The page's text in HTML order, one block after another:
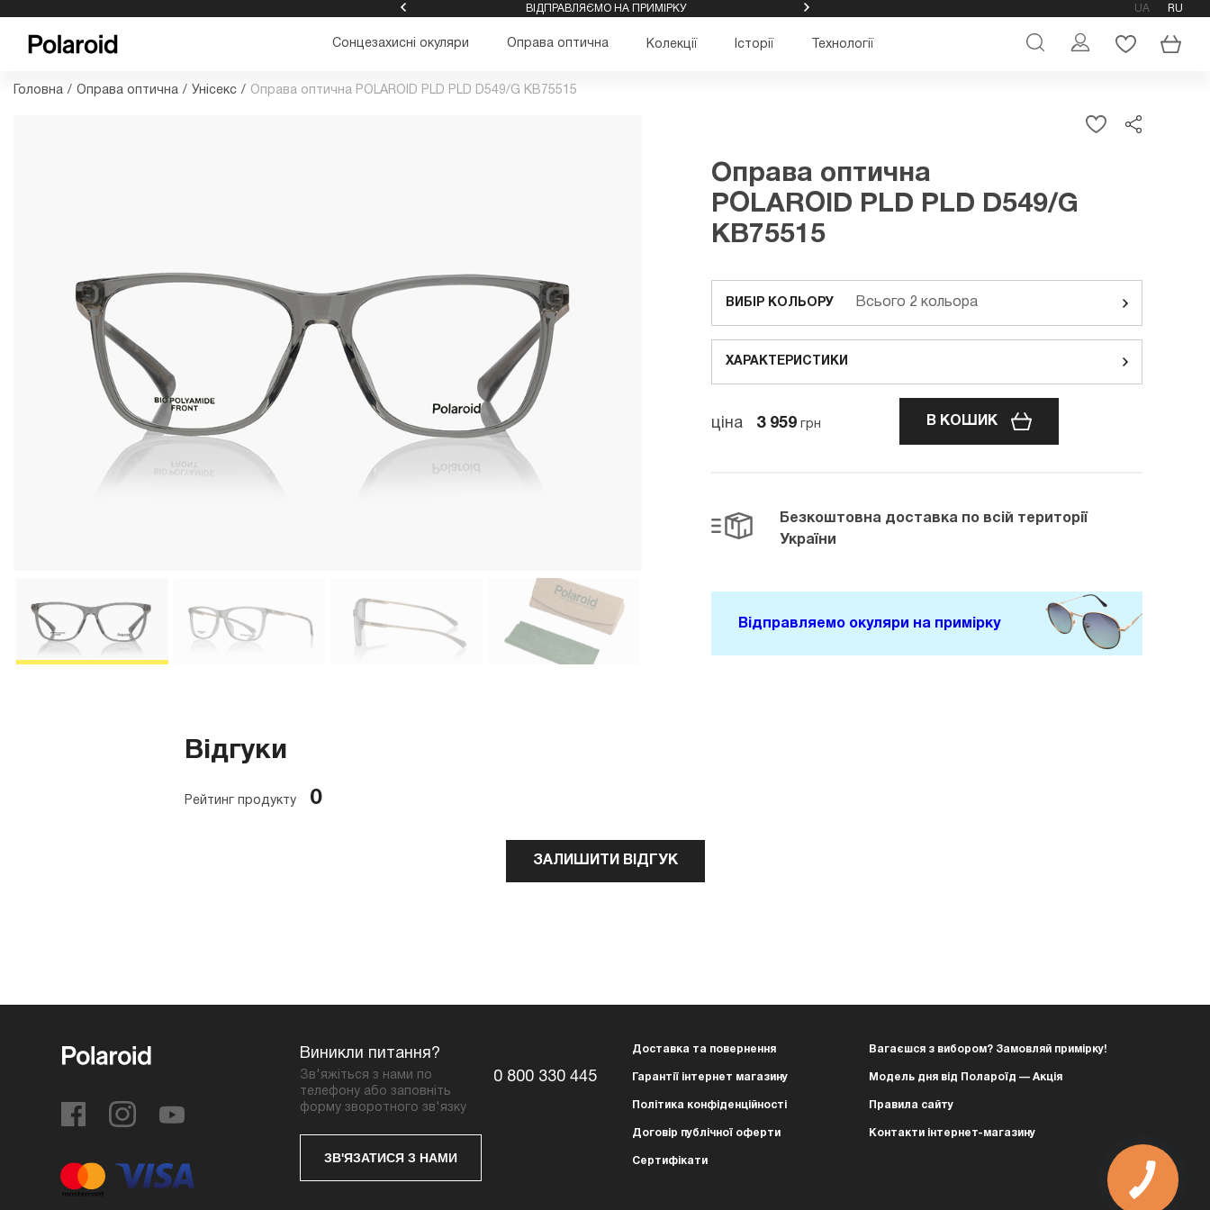
ВІДПРАВЛЯЄМО НА ПРИМІРКУ UA RU
Сонцезахисні окуляри Оправа оптична Колекції Історії Технології
Головна / Оправа оптична / Унісекс / Оправа оптична POLAROID PLD PLD D549/G KB75515
Оправа оптична
POLAROID PLD PLD D549/G
KB75515
ВИБІР КОЛЬОРУ Всього 2 кольора
ХАРАКТЕРИСТИКИ
ціна 3 959 грн В КОШИК
Безкоштовна доставка по всій території
України
Відправляемо окуляри на примірку
Відгуки
Рейтинг продукту 0
ЗАЛИШИТИ ВІДГУК
Виникли питання?
Зв'яжіться з нами по
телефону або заповніть
форму зворотного зв'язку
0 800 330 445
ЗВ'ЯЗАТИСЯ З НАМИ
Доставка та повернення
Гарантії інтернет магазину
Політика конфіденційності
Договір публічної оферти
Сертифікати
Вагаєшся з вибором? Замовляй примірку!
Модель дня від Полароїд — Акція
Правила сайту
Контакти інтернет-магазину